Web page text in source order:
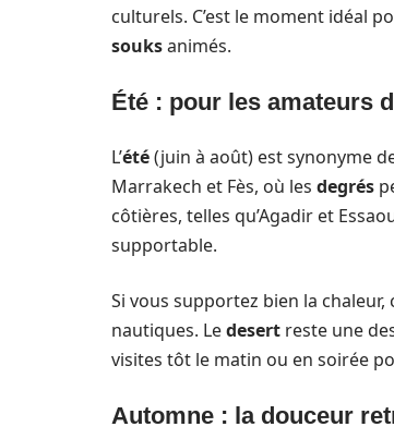
culturels. C’est le moment idéal
souksanimés.
Été : pour les amateurs
L’été(juin à août) est synonyme
Marrakech et Fès, où les degrés
côtières, telles qu’Agadir et
supportable.
Si vous supportez bien la chaleur,
nautiques. Ledesert reste une
visites tôt le matin ou en soirée
Automne : la douceur